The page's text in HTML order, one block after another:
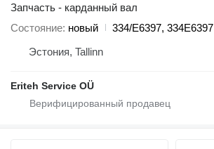
Запчасть - карданный вал
Состояние новый
334/E6397, 334E6397
Эстония, Tallinn
Eriteh Service OÜ